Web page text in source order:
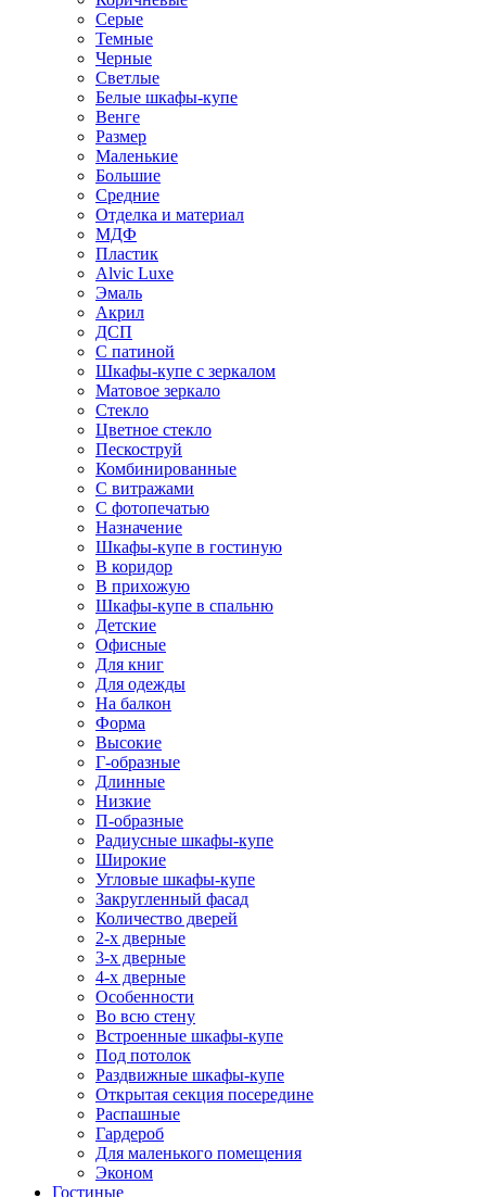
Серые
Темные
Черные
Светлые
Белые шкафы-купе
Венге
Размер
Маленькие
Большие
Средние
Отделка и материал
МДФ
Пластик
Alvic Luxe
Эмаль
Акрил
ДСП
С патиной
Шкафы-купе с зеркалом
Матовое зеркало
Стекло
Цветное стекло
Пескоструй
Комбинированные
С витражами
С фотопечатью
Назначение
Шкафы-купе в гостиную
В коридор
В прихожую
Шкафы-купе в спальню
Детские
Офисные
Для книг
Для одежды
На балкон
Форма
Высокие
Г-образные
Длинные
Низкие
П-образные
Радиусные шкафы-купе
Широкие
Угловые шкафы-купе
Закругленный фасад
Количество дверей
2-х дверные
3-х дверные
4-х дверные
Особенности
Во всю стену
Встроенные шкафы-купе
Под потолок
Раздвижные шкафы-купе
Открытая секция посередине
Распашные
Гардероб
Для маленького помещения
Эконом
Гостиные